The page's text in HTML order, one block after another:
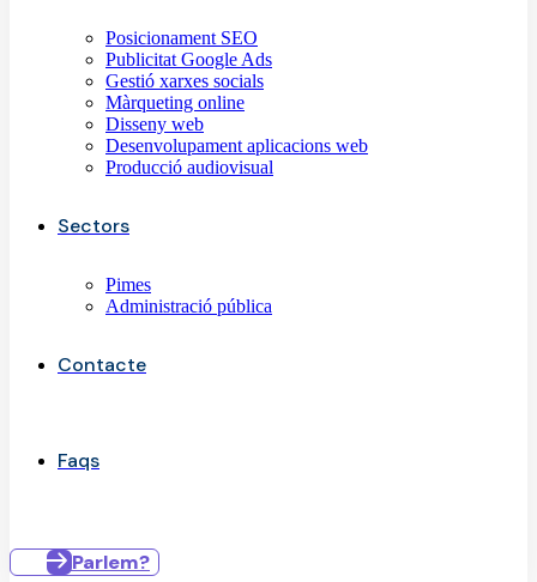
Posicionament SEO
Publicitat Google Ads
Gestió xarxes socials
Màrqueting online
Disseny web
Desenvolupament aplicacions web
Producció audiovisual
Sectors
Pimes
Administració pública
Contacte
Faqs
Parlem?